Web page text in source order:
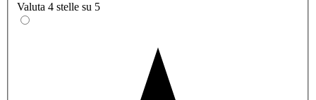
Valuta 4 stelle su 5